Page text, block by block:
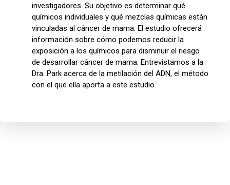
investigadores. Su objetivo es determinar qué
químicos individuales y qué mezclas químicas están
vinculadas al cáncer de mama. El estudio ofrecerá
información sobre cómo podemos reducir la
exposición a los químicos para disminuir el riesgo
de desarrollar cáncer de mama. Entrevistamos a la
Dra. Park acerca de la metilación del ADN, el método
con el que ella aporta a este estudio.